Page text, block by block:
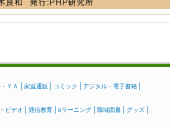
ＹＡ 家庭通販 コミック デジタル・電子書籍
ビデオ 通信教育 eラーニング 職域図書 グッズ